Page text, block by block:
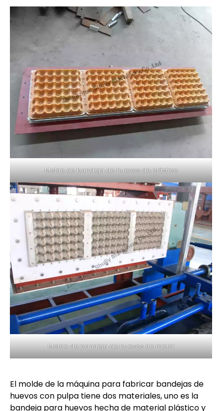
Molde de bandeja de huevos de plástico
Molde de bandeja de huevos de metal
El molde de la máquina para fabricar bandejas de
huevos con pulpa tiene dos materiales, uno es la
bandeja para huevos hecha de material plástico y